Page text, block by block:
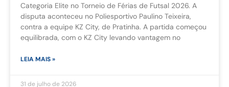
Categoria Elite no Torneio de Férias de Futsal 2026. A
disputa aconteceu no Poliesportivo Paulino Teixeira,
contra a equipe KZ City, de Pratinha. A partida começou
equilibrada, com o KZ City levando vantagem no
LEIA MAIS »
31 de julho de 2026